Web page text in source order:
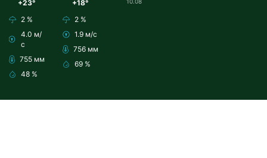
+23°
2 %
4.0 м/
с
755 мм
48 %
+18°
2 %
1.9 м/с
756 мм
69 %